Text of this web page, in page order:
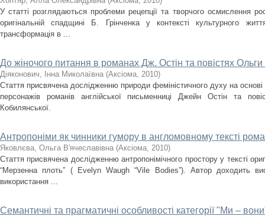
У статті розглядаються проблеми рецепції та творчого осмислення
оригінальній спадщині Б. Грінченка у контексті культурного
трансформація в ...
До жіночого питання в романах Дж. Остін та повістях Ольги
Діяконович, Інна Миколаївна (Аксіома, 2010)
Стаття присвячена дослідженню природи феміністичного духу на основі
персонажів романів англійської письменниці Джейн Остін та
Кобилянської.
Антропоніми як чинники гумору в англомовному тексті
Яковлєва, Ольга В'ячеславівна (Аксіома, 2010)
Стаття присвячена дослідженню антропонімічного простору у тексті
“Мерзенна плоть” ( Evelyn Waugh “Vile Bodies”). Автор доходить
використання ...
Семантичні та прагматичні особливості категорії "Ми –